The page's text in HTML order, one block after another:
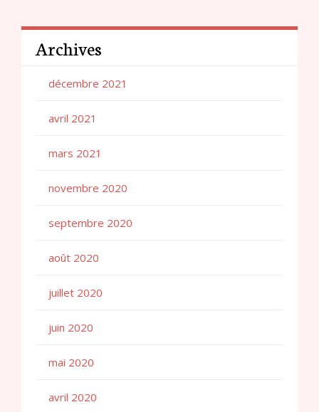
Archives
décembre 2021
avril 2021
mars 2021
novembre 2020
septembre 2020
août 2020
juillet 2020
juin 2020
mai 2020
avril 2020